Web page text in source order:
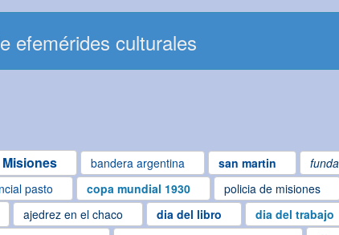
efemérides culturales
Misiones bandera argentina san martin
pasto copa mundial 1930 policia de misiones
ajedrez en el chaco dia del libro dia del trabajo